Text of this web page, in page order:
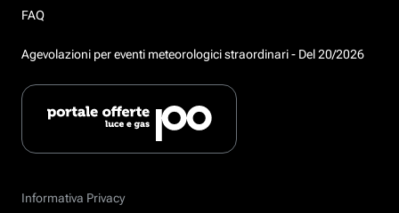
FAQ
Agevolazioni per eventi meteorologici straordinari - Del 20/2026
Informativa Privacy